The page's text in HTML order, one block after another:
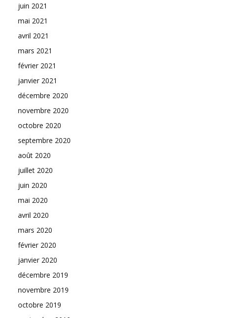
juin 2021
mai 2021
avril 2021
mars 2021
février 2021
janvier 2021
décembre 2020
novembre 2020
octobre 2020
septembre 2020
août 2020
juillet 2020
juin 2020
mai 2020
avril 2020
mars 2020
février 2020
janvier 2020
décembre 2019
novembre 2019
octobre 2019